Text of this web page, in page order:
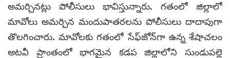
అమర్చినట్లు పోలీసులు భావిస్తున్నారు. గతంలో జిల్లాలో
మావోలు అమర్చిన మందుపాతరలను పోలీసులు దాదాపుగా
తొలగించారు. మావోలకు గతంలో సేఫ్‌జోన్‌గా ఉన్న శేషాచలం
అటవీ ప్రాంతంలో భాగమైన కడప జిల్లాలోని సుండుపల్లె